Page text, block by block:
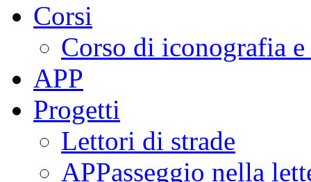
Corsi
Corso di iconografia
APP
Progetti
Lettori di strade
APPasseggio nella